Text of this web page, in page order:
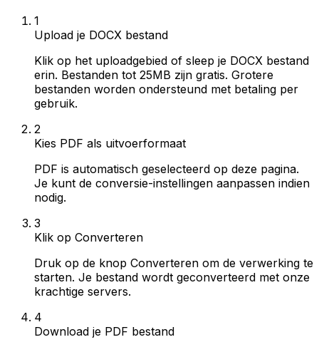
1
Upload je DOCX bestand
Klik op het uploadgebied of sleep je DOCX bestand
erin. Bestanden tot 25MB zijn gratis. Grotere
bestanden worden ondersteund met betaling per
gebruik.
2
Kies PDF als uitvoerformaat
PDF is automatisch geselecteerd op deze pagina.
Je kunt de conversie-instellingen aanpassen indien
nodig.
3
Klik op Converteren
Druk op de knop Converteren om de verwerking te
starten. Je bestand wordt geconverteerd met onze
krachtige servers.
4
Download je PDF bestand